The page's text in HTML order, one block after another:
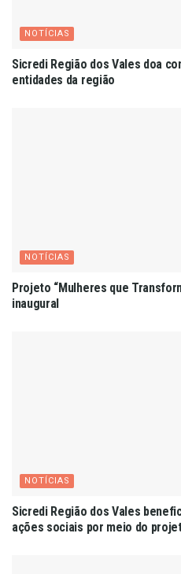
NOTÍCIAS
Sicredi Região dos Vales doa
entidades da região
NOTÍCIAS
Projeto “Mulheres que
inaugural
NOTÍCIAS
Sicredi Região dos Vales
ações sociais por meio do